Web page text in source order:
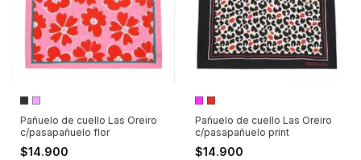
Pañuelo de cuello Las Oreiro
c/pasapañuelo flor
$14.900
Pañuelo de cuello Las Oreiro
c/pasapañuelo print
$14.900